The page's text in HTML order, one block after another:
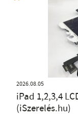
2026.08.05
iPad 1,2,3,4 LCD/érintőüveg csere kedvező áron
(iSzerelés.hu)